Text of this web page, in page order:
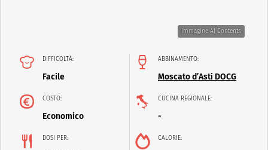
Immagine AI Contents
DIFFICOLTÀ:
Facile
ABBINAMENTO:
Moscato d’Asti DOCG
COSTO:
Economico
CUCINA REGIONALE:
-
DOSI PER: CALORIE: